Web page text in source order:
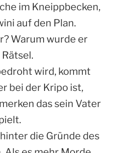
im Kneippbecken,
auf den Plan.
Warum wurde er
wird, kommt
bei der Kripo ist,
das sein Vater
die Gründe des